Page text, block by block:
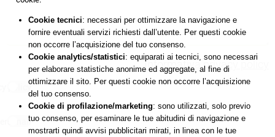
Informativa privacy policy
policy
Cookie tecnici: necessari per ottimizzare la navigazione e
fornire eventuali servizi richiesti dall’utente. Per questi cookie
non occorre l’acquisizione del tuo consenso.
Cookie analytics/statistici: equiparati ai tecnici, sono necessari
per elaborare statistiche anonime ed aggregate, al fine di
ottimizzare il sito. Per questi cookie non occorre l’acquisizione
del tuo consenso.
Cookie di profilazione/marketing: sono utilizzati, solo previo
tuo consenso, per esaminare le tue abitudini di navigazione e
mostrarti quindi avvisi pubblicitari mirati, in linea con le tue